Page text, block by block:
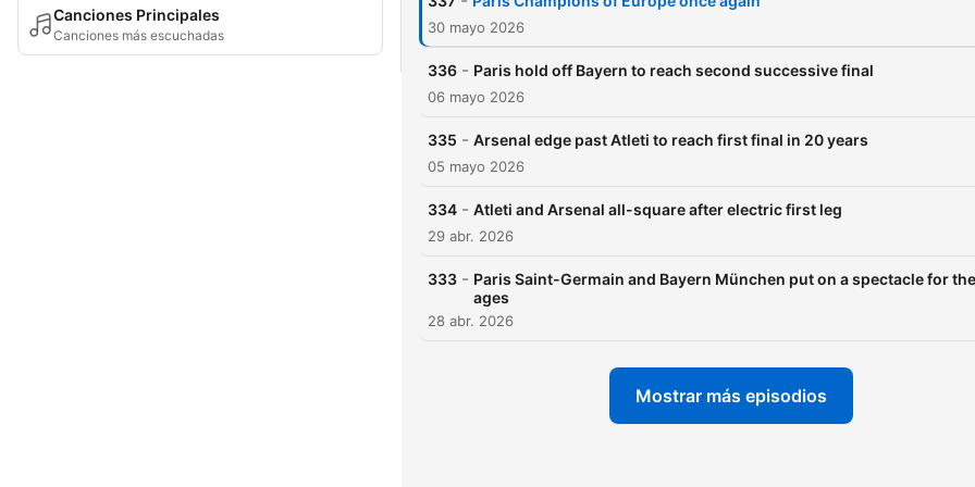
Canciones Principales
Canciones más escuchadas 30 mayo 2026
336 - Paris hold off Bayern to reach second successive final
06 mayo 2026
335 - Arsenal edge past Atleti to reach first final in 20 years
05 mayo 2026
334 - Atleti and Arsenal all-square after electric first leg
29 abr. 2026
333 - Paris Saint-Germain and Bayern München put on a spectacle for the
ages
28 abr. 2026
Mostrar más episodios